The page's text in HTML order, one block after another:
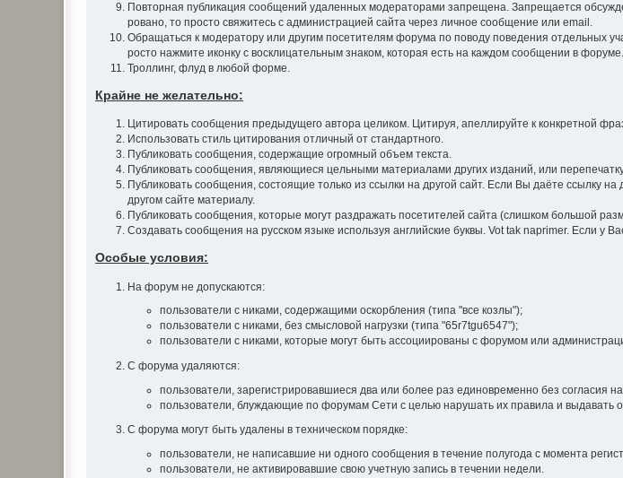
Повторная публикация сообщений удаленных модераторами запрещена. Запрещается
ровано, то просто свяжитесь с администрацией сайта через личное сообщение или email.
Обращаться к модератору или другим посетителям форума по поводу поведения отдельных
росто нажмите иконку с восклицательным знаком, которая есть на каждом сообщении в форуме.
Троллинг, флуд в любой форме.
Крайне не желательно:
Цитировать сообщения предыдущего автора целиком. Цитируя, апеллируйте к конкретной
Использовать стиль цитирования отличный от стандартного.
Публиковать сообщения, содержащие огромный объем текста.
Публиковать сообщения, являющиеся цельными материалами других изданий, или
Публиковать сообщения, состоящие только из ссылки на другой сайт. Если Вы даёте ссылку
другом сайте материалу.
Публиковать сообщения, которые могут раздражать посетителей сайта (слишком большой
Создавать сообщения на русском языке используя английские буквы. Vot tak naprimer. Если у
Особые условия:
На форум не допускаются:
пользователи с никами, содержащими оскорбления (типа "все козлы");
пользователи с никами, без смысловой нагрузки (типа "65r7tgu6547");
пользователи с никами, которые могут быть ассоциированы с форумом или
С форума удаляются:
пользователи, зарегистрировавшиеся два или более раз единовременно без согласия
пользователи, блуждающие по форумам Сети с целью нарушать их правила и выдавать
С форума могут быть удалены в техническом порядке:
пользователи, не написавшие ни одного сообщения в течение полугода с момента
пользователи, не активировавшие свою учетную запись в течении недели.